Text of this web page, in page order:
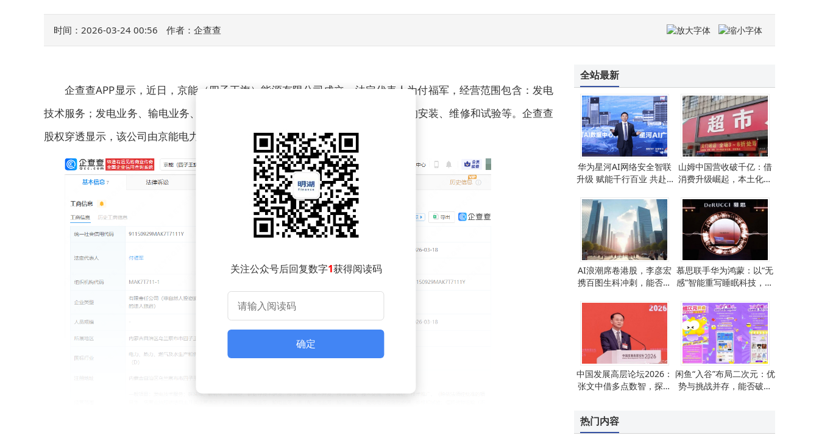
中科星图在宁波成立空海科技公司
紫光云推出工业与芯片垂类大模型，以AI技术赋能政企市场降本增效
时间：2026-03-24 00:56 作者：企查查
企查查APP显示，近日，京能（四子王旗）能源有限公司成立，法定代表人为付福军，经营范围包含：发电
技术服务；发电业务、输电业务、供（配）电业务；输电、供电、受电电力设施的安装、维修和试验等。企查查
股权穿透显示，该公司由京能电力（600578）全资持股。
关注公众号后回复数字1获得阅读码
确定
全站最新
华为星河AI网络安全智联
升级 赋能千行百业 共赴A
山姆中国营收破千亿：借
消费升级崛起，本土化扩
AI浪潮席卷港股，李彦宏
携百图生科冲刺，能否迎
慕思联手华为鸿蒙：以“无
感”智能重写睡眠科技，技
中国发展高层论坛2026：
张文中借多点数智，探讨
闲鱼“入谷”布局二次元：优
势与挑战并存，能否破圈
热门内容